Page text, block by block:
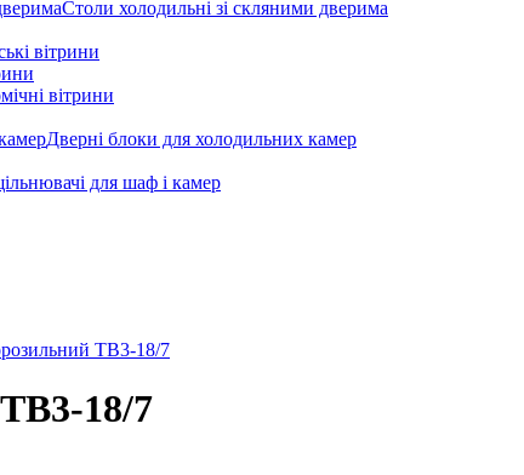
Столи холодильні зі скляними дверима
вітрини
вітрини
Дверні блоки для холодильних камер
для шаф і камер
18/7